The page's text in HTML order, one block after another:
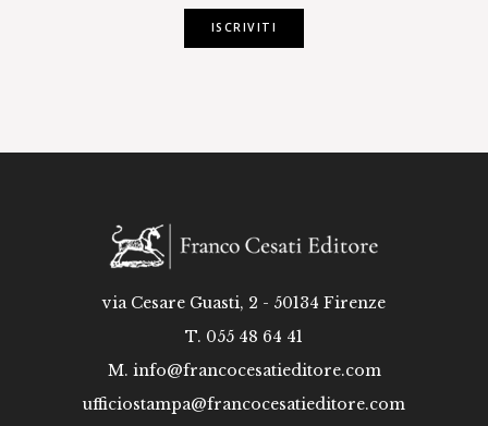
ISCRIVITI
via Cesare Guasti, 2 - 50134 Firenze
T. 055 48 64 41
M. info@francocesatieditore.com
ufficiostampa@francocesatieditore.com